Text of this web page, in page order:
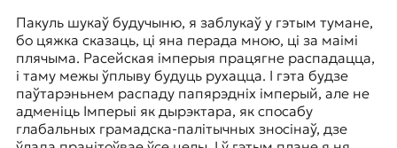
Пакуль шукаў будучыню, я заблукаў у гэтым тумане,
бо цяжка сказаць, ці яна перада мною, ці за маімі
плячыма. Расейская імперыя працягне распадацца,
і таму межы ўплыву будуць рухацца. І гэта будзе
паўтарэньнем распаду папярэдніх імперый, але не
адменіць Імперыі як дырэктара, як спосабу
глабальных грамадска-палітычных зносінаў, дзе